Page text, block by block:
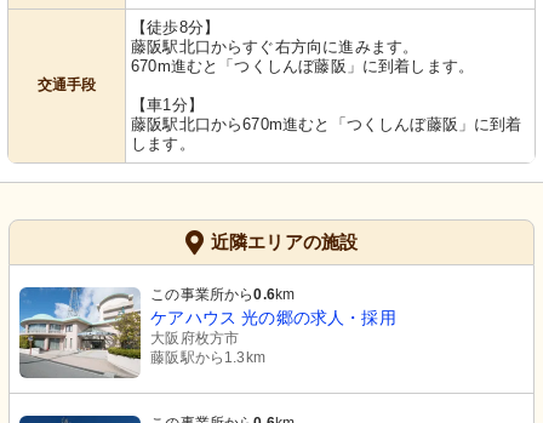
交通手段
【徒歩8分】
藤阪駅北口からすぐ右方向に進みます。
670m進むと「つくしんぼ藤阪」に到着します。
【車1分】
藤阪駅北口から670m進むと「つくしんぼ藤阪」に到着
します。
近隣エリアの施設
この事業所から0.6km
ケアハウス 光の郷の求人・採用
大阪府枚方市
藤阪駅から1.3km